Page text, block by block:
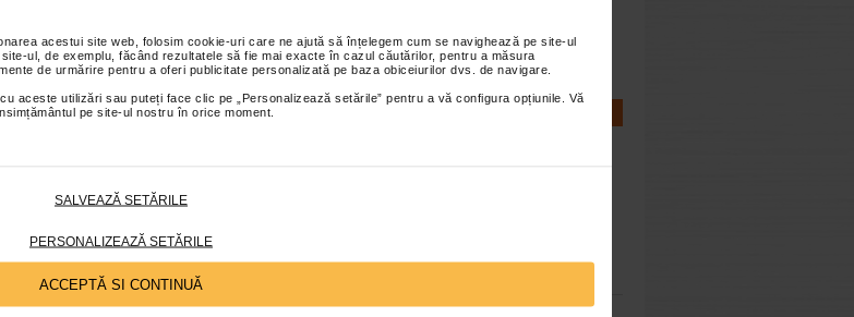
acestui site web, folosim cookie-uri care ne ajută să înțelegem cum se navighează pe site-ul
ul, de exemplu, făcând rezultatele să fie mai exacte în cazul căutărilor, pentru a măsura
de urmărire pentru a oferi publicitate personalizată pe baza obiceiurilor dvs. de navigare.
aceste utilizări sau puteți face clic pe „Personalizează setările” pentru a vă configura opțiunile. Vă
pe site-ul nostru în orice moment.
SALVEAZĂ SETĂRILE
PERSONALIZEAZĂ SETĂRILE
ACCEPTĂ SI CONTINUĂ
Skin, Deodorant
roll-on Fresh, 50ml
Previne mirosurile neplacute fara
a afecta functia glandelor
dermatologic…
deteriorat. Continutul de
Whatsapp
sarcina